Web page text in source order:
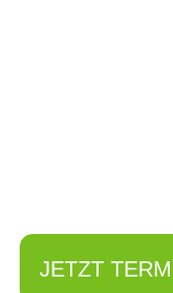
JETZT